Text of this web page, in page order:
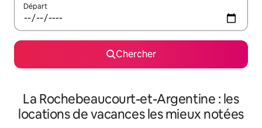
Départ
Chercher
La Rochebeaucourt-et-Argentine : les
locations de vacances les mieux notées